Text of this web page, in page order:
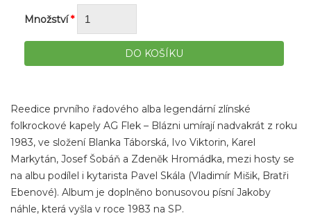
Množství*
Reedice prvního řadového alba legendární zlínské
folkrockové kapely AG Flek – Blázni umírají nadvakrát z roku
1983, ve složení Blanka Táborská, Ivo Viktorin, Karel
Markytán, Josef Šobáň a Zdeněk Hromádka, mezi hosty se
na albu podílel i kytarista Pavel Skála (Vladimír Mišik, Bratři
Ebenové). Album je doplněno bonusovou písní Jakoby
náhle, která vyšla v roce 1983 na SP.